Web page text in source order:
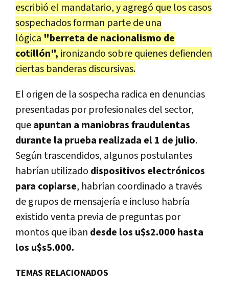
escribió el mandatario, y agregó que los casos
sospechados forman parte de una
lógica "berreta de nacionalismo de
cotillón", ironizando sobre quienes defienden
ciertas banderas discursivas.
El origen de la sospecha radica en denuncias
presentadas por profesionales del sector,
queapuntan a maniobras fraudulentas
durante la prueba realizada el 1 de julio.
Según trascendidos, algunos postulantes
habrían utilizado dispositivos electrónicos
para copiarse, habrían coordinado a través
de grupos de mensajería e incluso habría
existidoventa previa de preguntas por
montos que iban desde los u$s2.000 hasta
los u$s5.000.
TEMAS RELACIONADOS